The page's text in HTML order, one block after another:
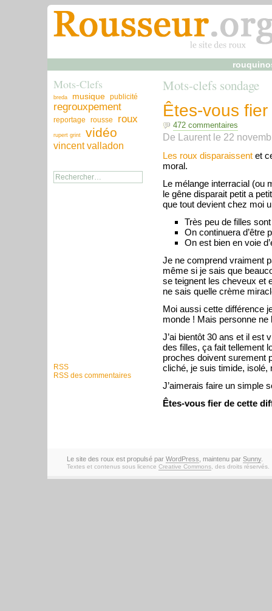
Mots-Clefs
breda musique publicité
regrouxpement
reportage rousse roux
rupert grint vidéo
vincent valladon
RSS
RSS des commentaires
Mots-clefs sondage
Êtes-vous fier
472 commentaires
De Laurentle 22
Les roux disparaissentet
moral.
Le mélange interracial (ou
le gêne disparait petit a
que tout devient chez moi
Très peu de filles
On continuera d’être
On est bien en voie
Je ne comprend vraiment
même si je sais que
se teignent les cheveux et
ne sais quelle crème
Moi aussi cette différence
monde ! Mais personne ne
J’ai bientôt 30 ans et il est
des filles, ça fait tellement
proches doivent surement
cliché, je suis timide, isolé,
J’aimerais faire un simple
Êtes-vous fier de cette
Le site des roux est propulsé par WordPress , maintenu par Sunny.
Textes et contenus sous licence Creative Commons, des droits réservés.